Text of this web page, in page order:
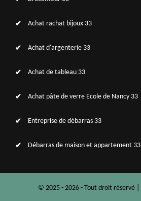
Achat rachat bijoux 33
Achat d'argenterie 33
Achat de tableau 33
Achat pâte de verre Ecole de Nancy 33
Entreprise de débarras 33
Débarras de maison et appartement 33
© 2025 - 2026 - Tout droit réservé |